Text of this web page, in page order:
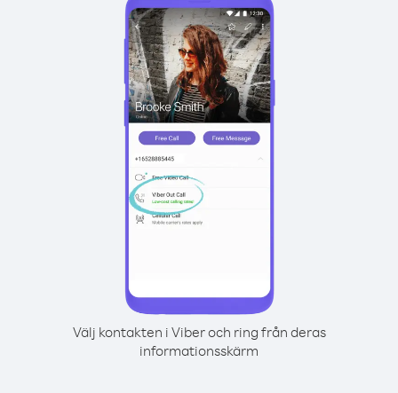
Välj kontakten i Viber och ring från deras
informationsskärm